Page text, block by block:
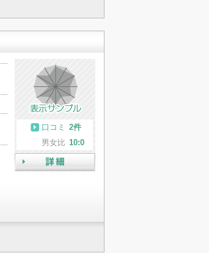
口コミ
2件
男女比 10:0